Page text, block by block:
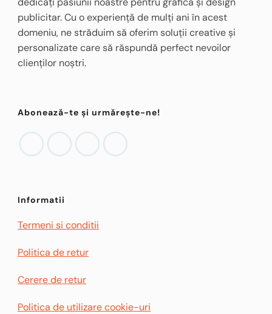
publicitar. Cu o experiență de mulți ani în acest
domeniu, ne străduim să oferim soluții creative și
personalizate care să răspundă perfect nevoilor
clienților noștri.
Abonează-te și urmărește-ne!
Informatii
Termeni si conditii
Politica de retur
Cerere de retur
Politica de utilizare cookie-uri